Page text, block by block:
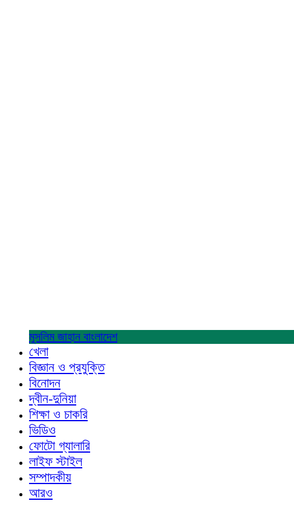
মুসলিম জাহান বাংলাদেশ
খেলা
বিজ্ঞান ও প্রযুক্তি
বিনোদন
দ্বীন-দুনিয়া
শিক্ষা ও চাকরি
ভিডিও
ফোটো গ্যালারি
লাইফ স্টাইল
সম্পাদকীয়
আরও